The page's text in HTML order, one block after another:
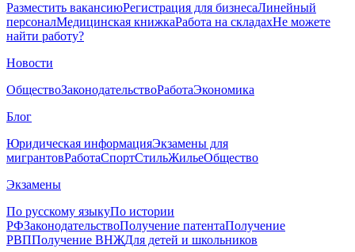
Разместить вакансиюРегистрация для бизнесаЛинейный
персоналМедицинская книжкаРабота на складахНе можете
найти работу?
Новости
ОбществоЗаконодательствоРаботаЭкономика
Блог
Юридическая информацияЭкзамены для
мигрантовРаботаСпортСтильЖильеОбщество
Экзамены
По русскому языкуПо истории
РФЗаконодательствоПолучение патентаПолучение
РВППолучение ВНЖДля детей и школьников